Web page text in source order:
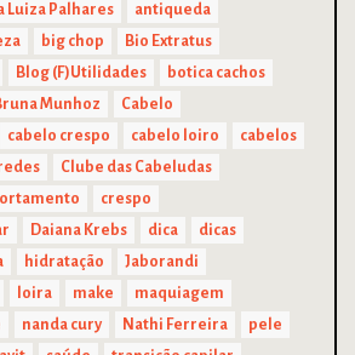
Luiza Palhares
antiqueda
big chop
Bio Extratus
Blog (F)Utilidades
botica cachos
Munhoz
Cabelo
cabelo crespo cabelo loiro
cabelos
Clube das Cabeludas
crespo
Daiana Krebs dica
dicas
hidratação
Jaborandi
loira make
maquiagem
nanda cury Nathi Ferreira
pele